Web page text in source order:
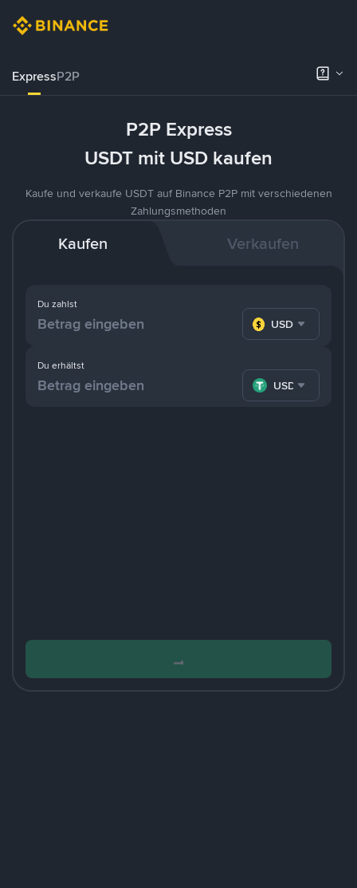
ExpressP2P
P2P Express
USDT mit USD kaufen
Kaufe und verkaufe USDT auf Binance P2P mit verschiedenen
Zahlungsmethoden
Kaufen Verkaufen
Du zahlst
USD
Du erhältst
USDT